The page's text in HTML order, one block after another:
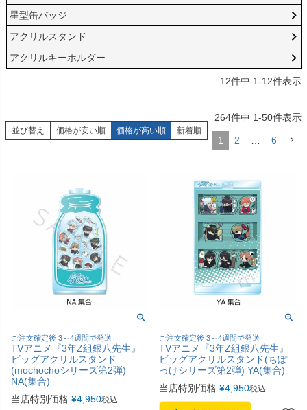
星型缶バッジ
アクリルスタンド
アクリルキーホルダー
12件中 1-12件表示
並び替え 価格が安い順 価格が高い順 新着順
264件中 1-50件表示
1 2 … 6
ご注文確定後 3～4週間で発送
TVアニメ『3年Z組銀八先生』
ビッグアクリルスタンド
(mochochoシリーズ第2弾)
NA(集合)
当店特別価格 ¥4,950税込
ご注文確定後 3～4週間で発送
TVアニメ『3年Z組銀八先生』
ビッグアクリルスタンド(ちぽ
っけシリーズ第2弾) YA(集合)
当店特別価格 ¥4,950税込